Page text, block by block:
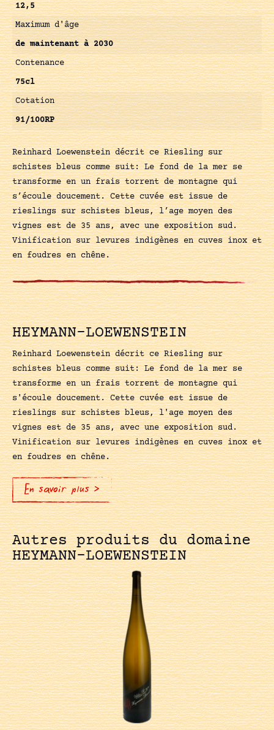
12,5
Maximum d'âge
de maintenant à 2030
Contenance
75cl
Cotation
91/100RP
Reinhard Loewenstein décrit ce Riesling sur
schistes bleus comme suit: Le fond de la mer se
transforme en un frais torrent de montagne qui
s’écoule doucement. Cette cuvée est issue de
rieslings sur schistes bleus, l’age moyen des
vignes est de 35 ans, avec une exposition sud.
Vinification sur levures indigènes en cuves inox et
en foudres en chêne.
HEYMANN-LOEWENSTEIN
Reinhard Loewenstein décrit ce Riesling sur
schistes bleus comme suit: Le fond de la mer se
transforme en un frais torrent de montagne qui
s'écoule doucement. Cette cuvée est issue de
rieslings sur schistes bleus, l'age moyen des
vignes est de 35 ans, avec une exposition sud.
Vinification sur levures indigènes en cuves inox et
en foudres en chêne.
En savoir plus >
Autres produits du domaine
HEYMANN-LOEWENSTEIN